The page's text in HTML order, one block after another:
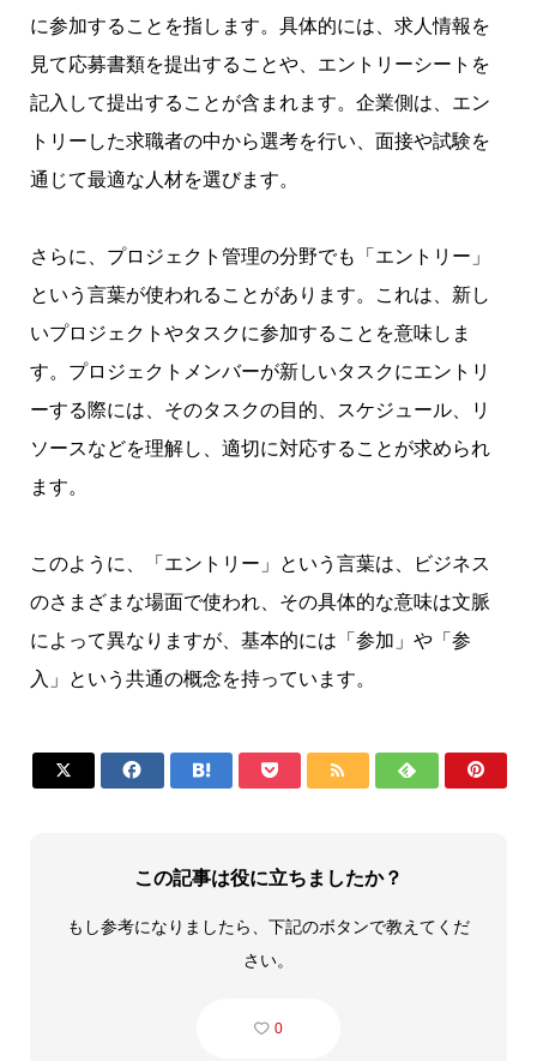
に参加することを指します。具体的には、求人情報を
見て応募書類を提出することや、エントリーシートを
記入して提出することが含まれます。企業側は、エン
トリーした求職者の中から選考を行い、面接や試験を
通じて最適な人材を選びます。
さらに、プロジェクト管理の分野でも「エントリー」
という言葉が使われることがあります。これは、新し
いプロジェクトやタスクに参加することを意味しま
す。プロジェクトメンバーが新しいタスクにエントリ
ーする際には、そのタスクの目的、スケジュール、リ
ソースなどを理解し、適切に対応することが求められ
ます。
このように、「エントリー」という言葉は、ビジネス
のさまざまな場面で使われ、その具体的な意味は文脈
によって異なりますが、基本的には「参加」や「参
入」という共通の概念を持っています。
      
この記事は役に立ちましたか？
もし参考になりましたら、下記のボタンで教えてくだ
さい。
0